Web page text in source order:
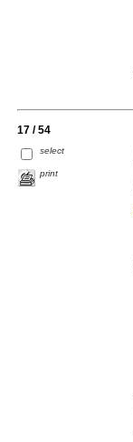
17 / 54
select
print